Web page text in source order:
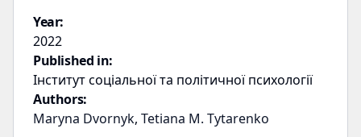
Year:
2022
Published in:
Інститут соціальної та політичної психології
Authors:
Maryna Dvornyk, Tetiana M. Tytarenko